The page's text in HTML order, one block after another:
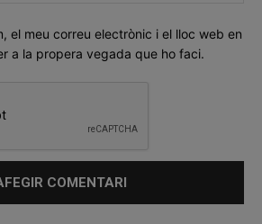
el meu correu electrònic i el lloc web en
a la propera vegada que ho faci.